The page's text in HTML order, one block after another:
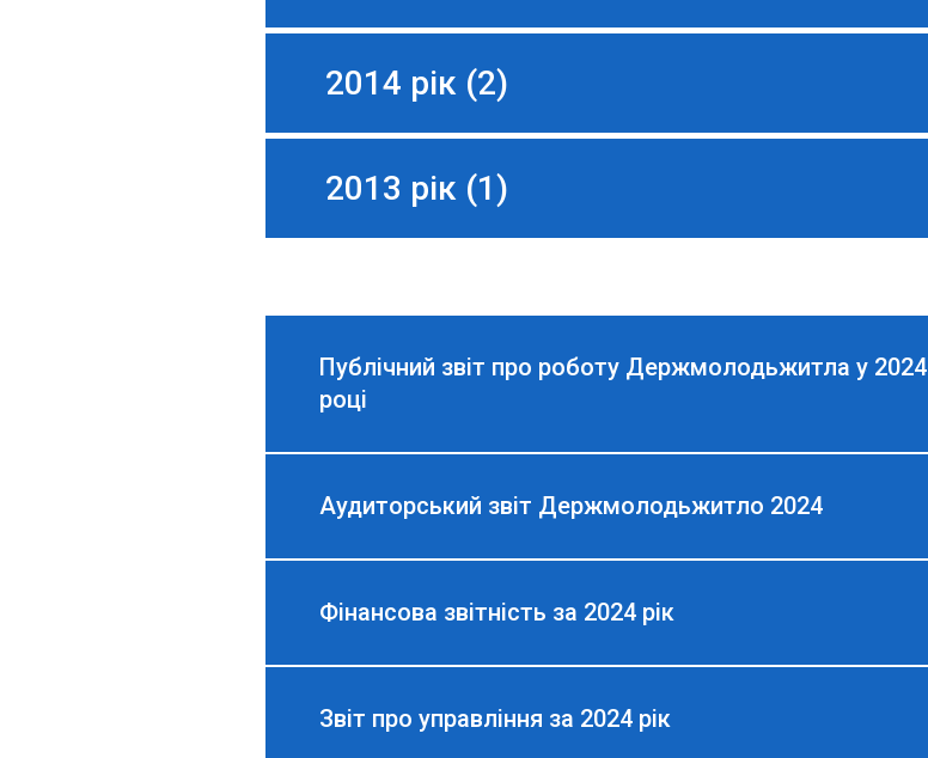
2014 рік (2)
2013 рік (1)
Публічний звіт про роботу Держмолодьжитла у 2024
році
Аудиторський звіт Держмолодьжитло 2024
Фінансова звітність за 2024 рік
Звіт про управління за 2024 рік